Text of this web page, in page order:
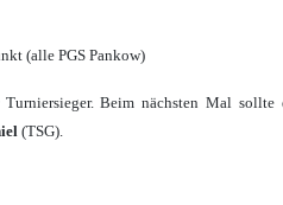
(alle PGS Pankow)
Beim nächsten Mal sollte
(TSG).